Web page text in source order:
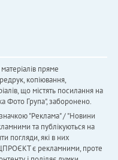
пряме
копіювання,
що містять посилання на
Фото Група", заборонено.
"Реклама" / "Новини
та публікуються на
погляди, які в них
є рекламними, проте